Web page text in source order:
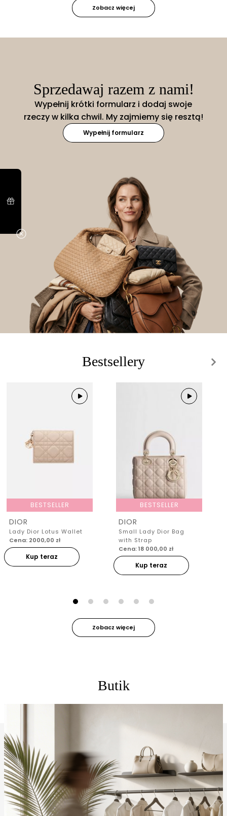
Zobacz więcej
Sprzedawaj razem z nami!
Wypełnij krótki formularz i dodaj swoje
rzeczy w kilka chwil. My zajmiemy się resztą!
Wypełnij formularz
Bestsellery
BESTSELLER
DIOR
Lady Dior Lotus Wallet
Cena: 2000,00 zł
Kup teraz
BESTSELLER
DIOR
Small Lady Dior Bag
with Strap
Cena: 18 000,00 zł
Kup teraz
Zobacz więcej
Butik